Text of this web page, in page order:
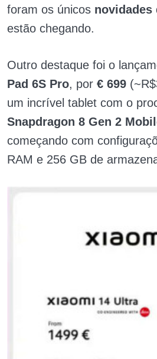
foram os únicos novidades
estão chegando.
Outro destaque foi o
Pad 6S Pro, por € 699
um incrível tablet com o
Snapdragon 8 Gen 2
começando com
RAM e 256 GB de